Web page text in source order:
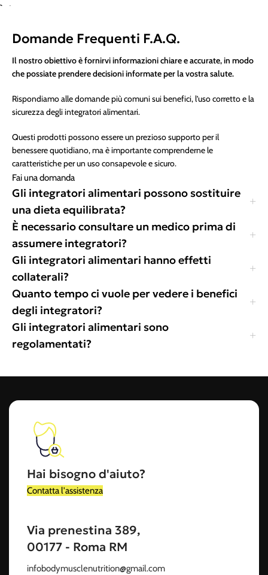
Domande Frequenti F.A.Q.
Il nostro obiettivo è fornirvi informazioni chiare e accurate, in modo
che possiate prendere decisioni informate per la vostra salute.
Rispondiamo alle domande più comuni sui benefici, l’uso corretto e la
sicurezza degli integratori alimentari.
Questi prodotti possono essere un prezioso supporto per il
benessere quotidiano, ma è importante comprenderne le
caratteristiche per un uso consapevole e sicuro.
Fai una domanda
Gli integratori alimentari possono sostituire
una dieta equilibrata?
È necessario consultare un medico prima di
assumere integratori?
Gli integratori alimentari hanno effetti
collaterali?
Quanto tempo ci vuole per vedere i benefici
degli integratori?
Gli integratori alimentari sono
regolamentati?
Hai bisogno d'aiuto?
Contatta l'assistenza
Via prenestina 389,
00177 - Roma RM
infobodymusclenutrition@gmail.com